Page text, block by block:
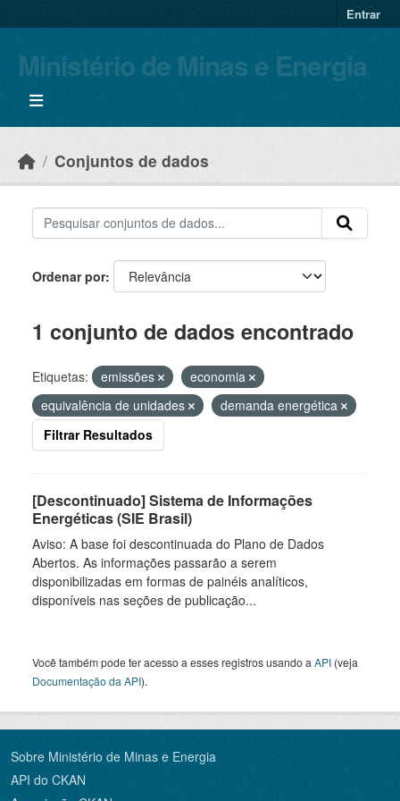
Entrar
Ministério de Minas e Energia
Conjuntos de dados
Ordenar por
1 conjunto de dados encontrado
Etiquetas: emissões
economia
equivalência de unidades
demanda energética
Filtrar Resultados
[Descontinuado] Sistema de Informações
Energéticas (SIE Brasil)
Aviso: A base foi descontinuada do Plano de Dados
Abertos. As informações passarão a serem
disponibilizadas em formas de painéis analíticos,
disponíveis nas seções de publicação...
Você também pode ter acesso a esses registros usando a API (veja
Documentação da API).
Sobre Ministério de Minas e Energia
API do CKAN